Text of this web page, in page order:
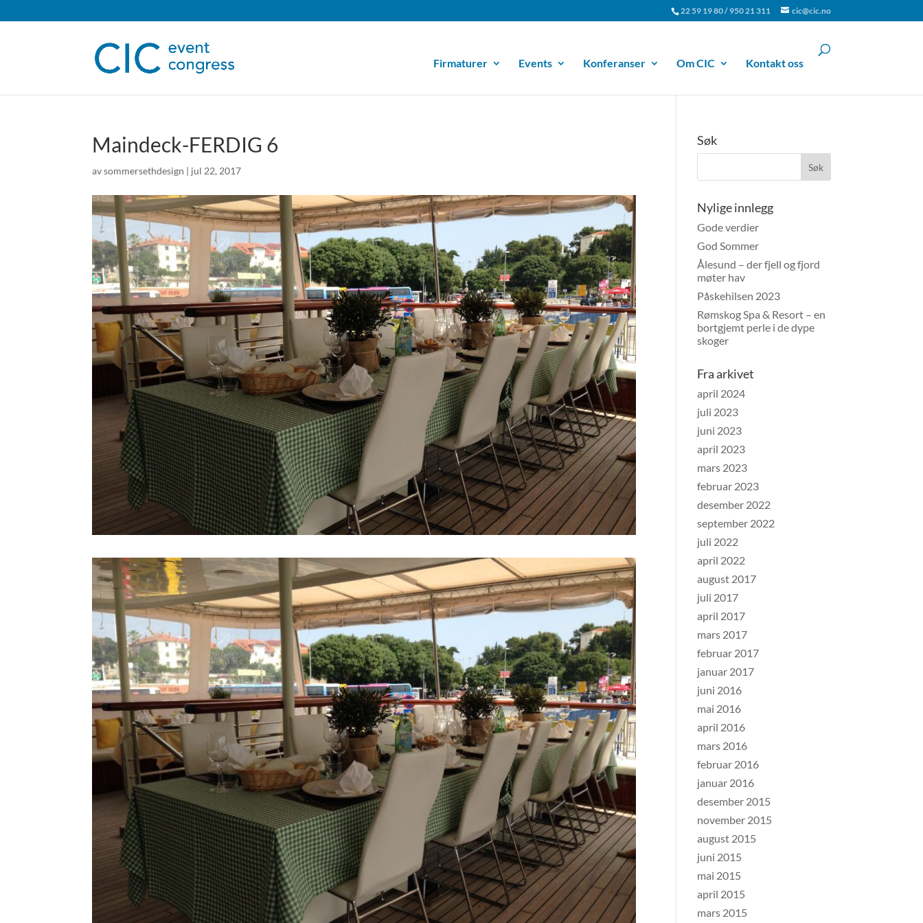
22 59 19 80 / 950 21 311 cic@cic.no
Firmaturer Events Konferanser Om CIC Kontakt oss
Maindeck-FERDIG 6
avsommersethdesign | jul 22, 2017
Søk
Nylige innlegg
Gode verdier
God Sommer
Ålesund – der fjell og fjord
møter hav
Påskehilsen 2023
Rømskog Spa & Resort – en
bortgjemt perle i de dype
skoger
Fra arkivet
april 2024
juli 2023
juni 2023
april 2023
mars 2023
februar 2023
desember 2022
september 2022
juli 2022
april 2022
august 2017
juli 2017
april 2017
mars 2017
februar 2017
januar 2017
juni 2016
mai 2016
april 2016
mars 2016
februar 2016
januar 2016
desember 2015
november 2015
august 2015
juni 2015
mai 2015
april 2015
mars 2015